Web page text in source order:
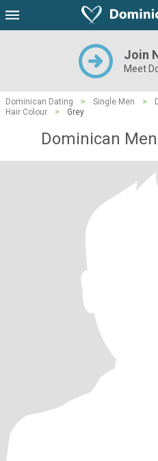
Join
Meet
Dominican Dating > Single Men >
Hair Colour
> Grey
Dominican